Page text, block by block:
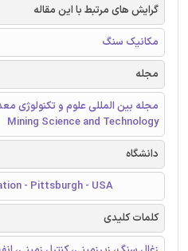
گرایش های مرتبط با این مقاله
مکانیک سنگ
مجله
Mining Science and Technology
دانشگاه
- Pittsburgh - USA
کلمات کلیدی